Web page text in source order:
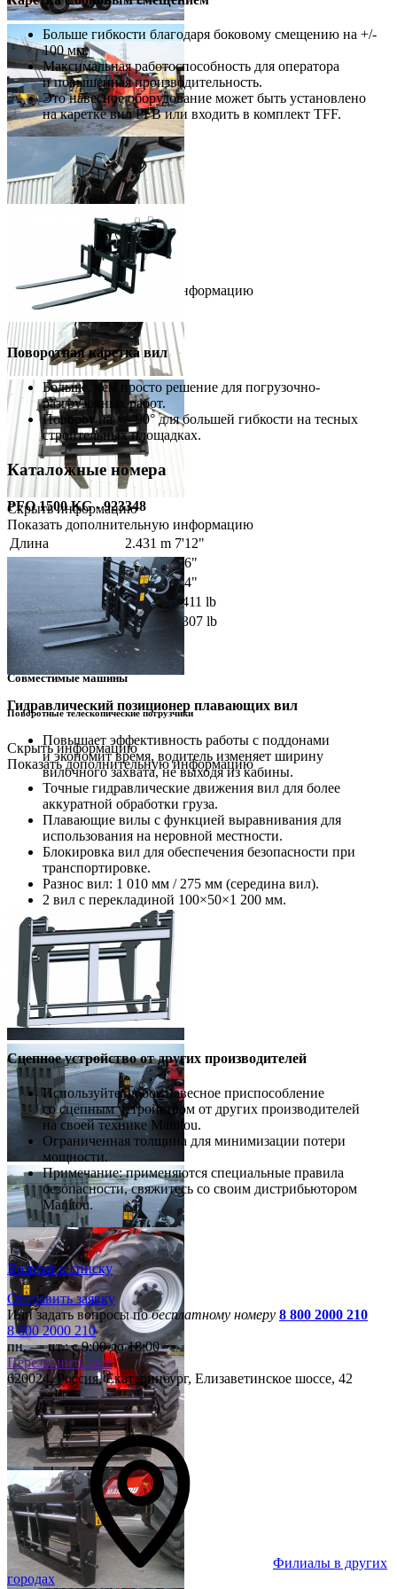
Скрыть информацию
Показать дополнительную информацию
Больше гибкости благодаря боковому смещению на +/-
100 мм.
Максимальная работоспособность для оператора
и повышенная производительность.
Это навесное оборудование может быть установлено
на каретке вил PFB или входить в комплект TFF.
Скрыть информацию
Показать дополнительную информацию
Поворотная каретка вил
Больше, чем просто решение для погрузочно-
разгрузочных работ.
Поворот на +/- 90° для большей гибкости на тесных
строительных площадках.
Каталожные номера
PFO 1500 KG - 923348
Длина 2.431 m 7'12"
Ширина
1.36 m
4'6"
Высота
1.015 m 3'4"
Вес
640 kg
1411 lb
Грузоподъемность 1500 kg
3307 lb
Вращение
90 °
Совместимые машины
Поворотные телескопические погрузчики
Скрыть информацию
Показать дополнительную информацию
Гидравлический позиционер плавающих вил
Повышает эффективность работы с поддонами
и экономит время, водитель изменяет ширину
вилочного захвата, не выходя из кабины.
Точные гидравлические движения вил для более
аккуратной обработки груза.
Плавающие вилы с функцией выравнивания для
использования на неровной местности.
Блокировка вил для обеспечения безопасности при
транспортировке.
Разнос вил: 1 010 мм / 275 мм (середина вил).
2 вил с перекладиной 100×50×1 200 мм.
Сцепное устройство от других производителей
Используйте любое навесное приспособление
со сцепным устройством от других производителей
на своей технике Manitou.
Ограниченная толщина для минимизации потери
мощности.
Примечание: применяются специальные правила
безопасности, свяжитесь со своим дистрибьютором
Manitou.
Возврат к списку
Отправить заявку
Или задать вопросы побесплатному номеру 8 800 2000 210
8 800 2000 210
пн. — пт.:с 9:00 до 18:00
Перезвонить мне
620024,Россия, Екатеринбург, Елизаветинское шоссе, 42
Филиалы в других
городах